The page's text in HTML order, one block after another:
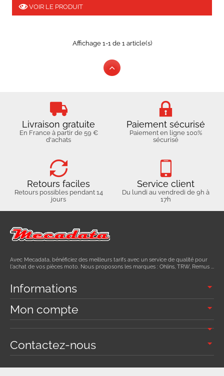
VOIR LE PRODUIT
Affichage 1-1 de 1 article(s)
Livraison gratuite
En France à partir de 59 €
d'achats
Paiement sécurisé
Paiement en ligne 100%
sécurisé
Retours faciles
Retours possibles pendant 14
jours
Service client
Du lundi au vendredi de 9h à
17h
Avec Mecadata, bénéficiez des meilleurs tarifs avec un service de qualité pour
l'achat de vos pièces moto. Nous proposons les marques : Ohlins, TRW, Remus ...
Informations
Mon compte
Contactez-nous